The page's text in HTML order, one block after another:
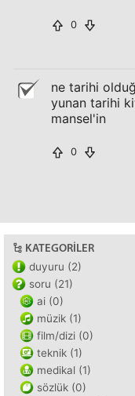
0
ne tarihi
yunan tarihi
mansel'in
0
KATEGORILER
duyuru (2)
soru (21)
ai (0)
müzik (1)
film/dizi (0)
teknik (1)
medikal (1)
sözlük (0)